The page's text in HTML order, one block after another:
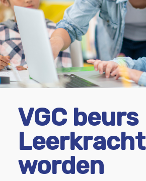
VGC beurs
Leerkracht
worden